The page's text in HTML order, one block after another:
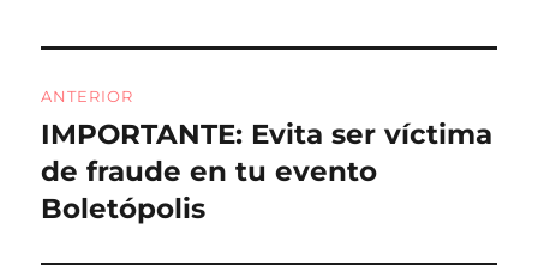
o
o
k
rt
de
entradas
ANTERIOR
Entrada
anterior:
IMPORTANTE: Evita ser víctima
de fraude en tu evento
Boletópolis